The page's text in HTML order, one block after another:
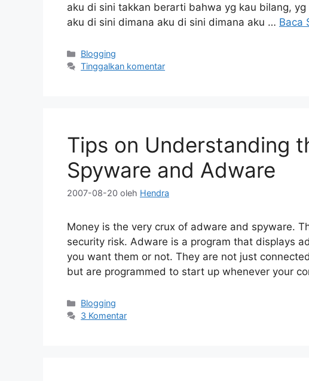
aku di sini takkan berarti bahwa yg kau bilang,
aku di sini dimana aku di sini dimana aku … Baca
Kategori
Blogging
Tinggalkan komentar
Tips on Understanding
Spyware and Adware
2007-08-20 oleh Hendra
Money is the very crux of adware and spyware.
security risk. Adware is a program that displays
you want them or not. They are not just
but are programmed to start up whenever your
Kategori
Blogging
3 Komentar